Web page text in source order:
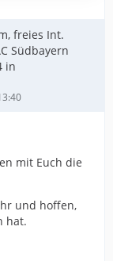
freies Int.
Südbayern
in
mit Euch die
und hoffen,
hat.